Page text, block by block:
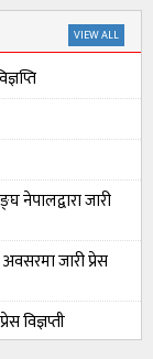
VIEW ALL
नेपालद्वारा जारी
जारी प्रेस
विज्ञप्ती